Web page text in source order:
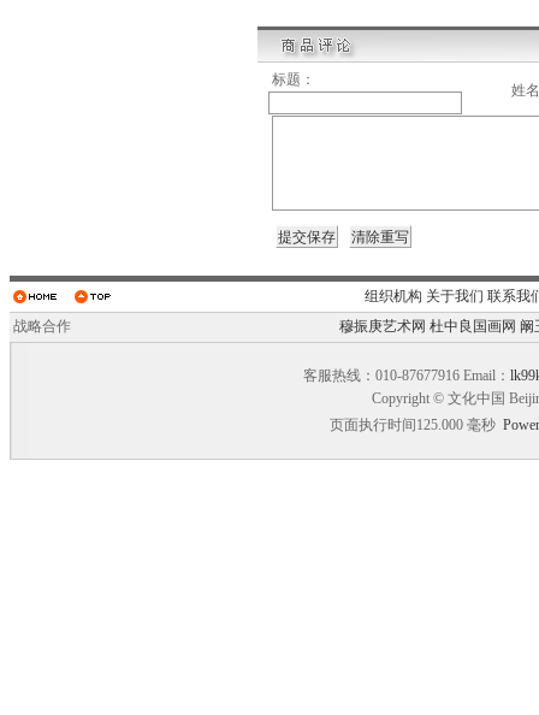
标题：
姓
组织机构 关于我们 联系我
战略合作
穆振庚艺术网 杜中良国画网 阚
客服热线：010-87677916 Email：
Copyright © 文化中国
页面执行时间125.000 毫秒